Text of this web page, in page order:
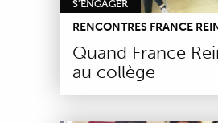
S'ENGAGER
RENCONTRES FRANCE
Quand France
au collège